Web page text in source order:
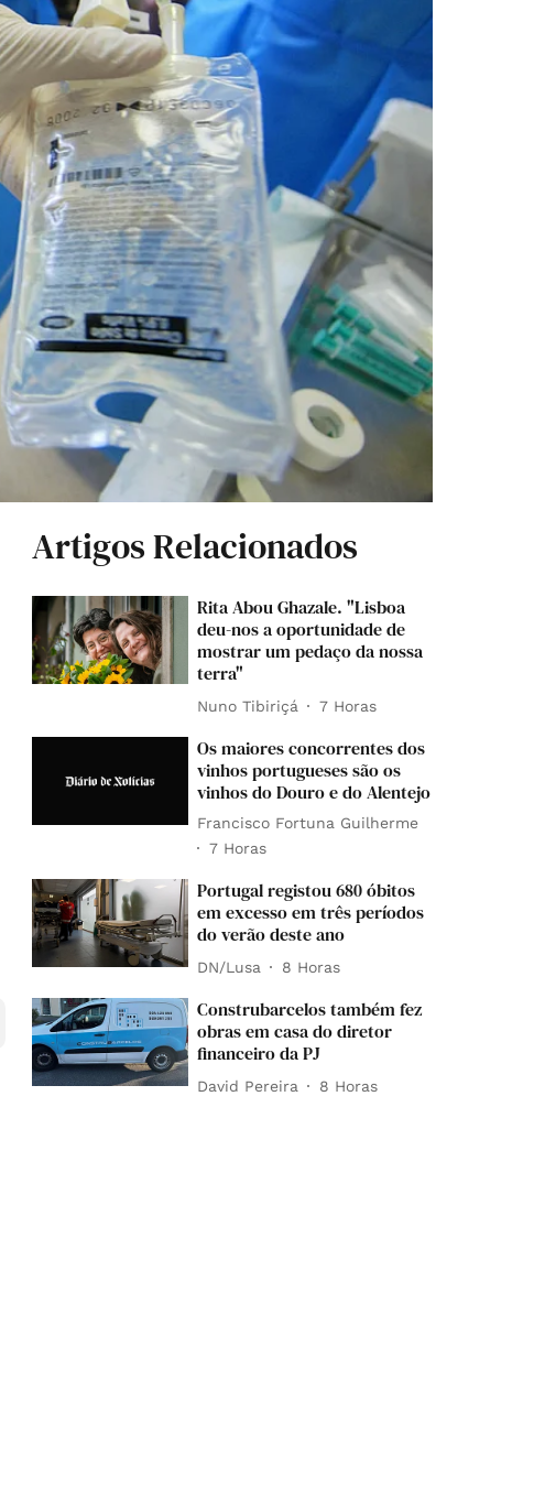
Artigos Relacionados
Rita Abou Ghazale. "Lisboa
deu-nos a oportunidade de
mostrar um pedaço da nossa
terra"
Nuno Tibiriçá 7 Horas
Os maiores concorrentes dos
vinhos portugueses são os
vinhos do Douro e do Alentejo
Francisco Fortuna Guilherme
7 Horas
Portugal registou 680 óbitos
em excesso em três períodos
do verão deste ano
DN/Lusa 8 Horas
Construbarcelos também fez
obras em casa do diretor
financeiro da PJ
David Pereira 8 Horas